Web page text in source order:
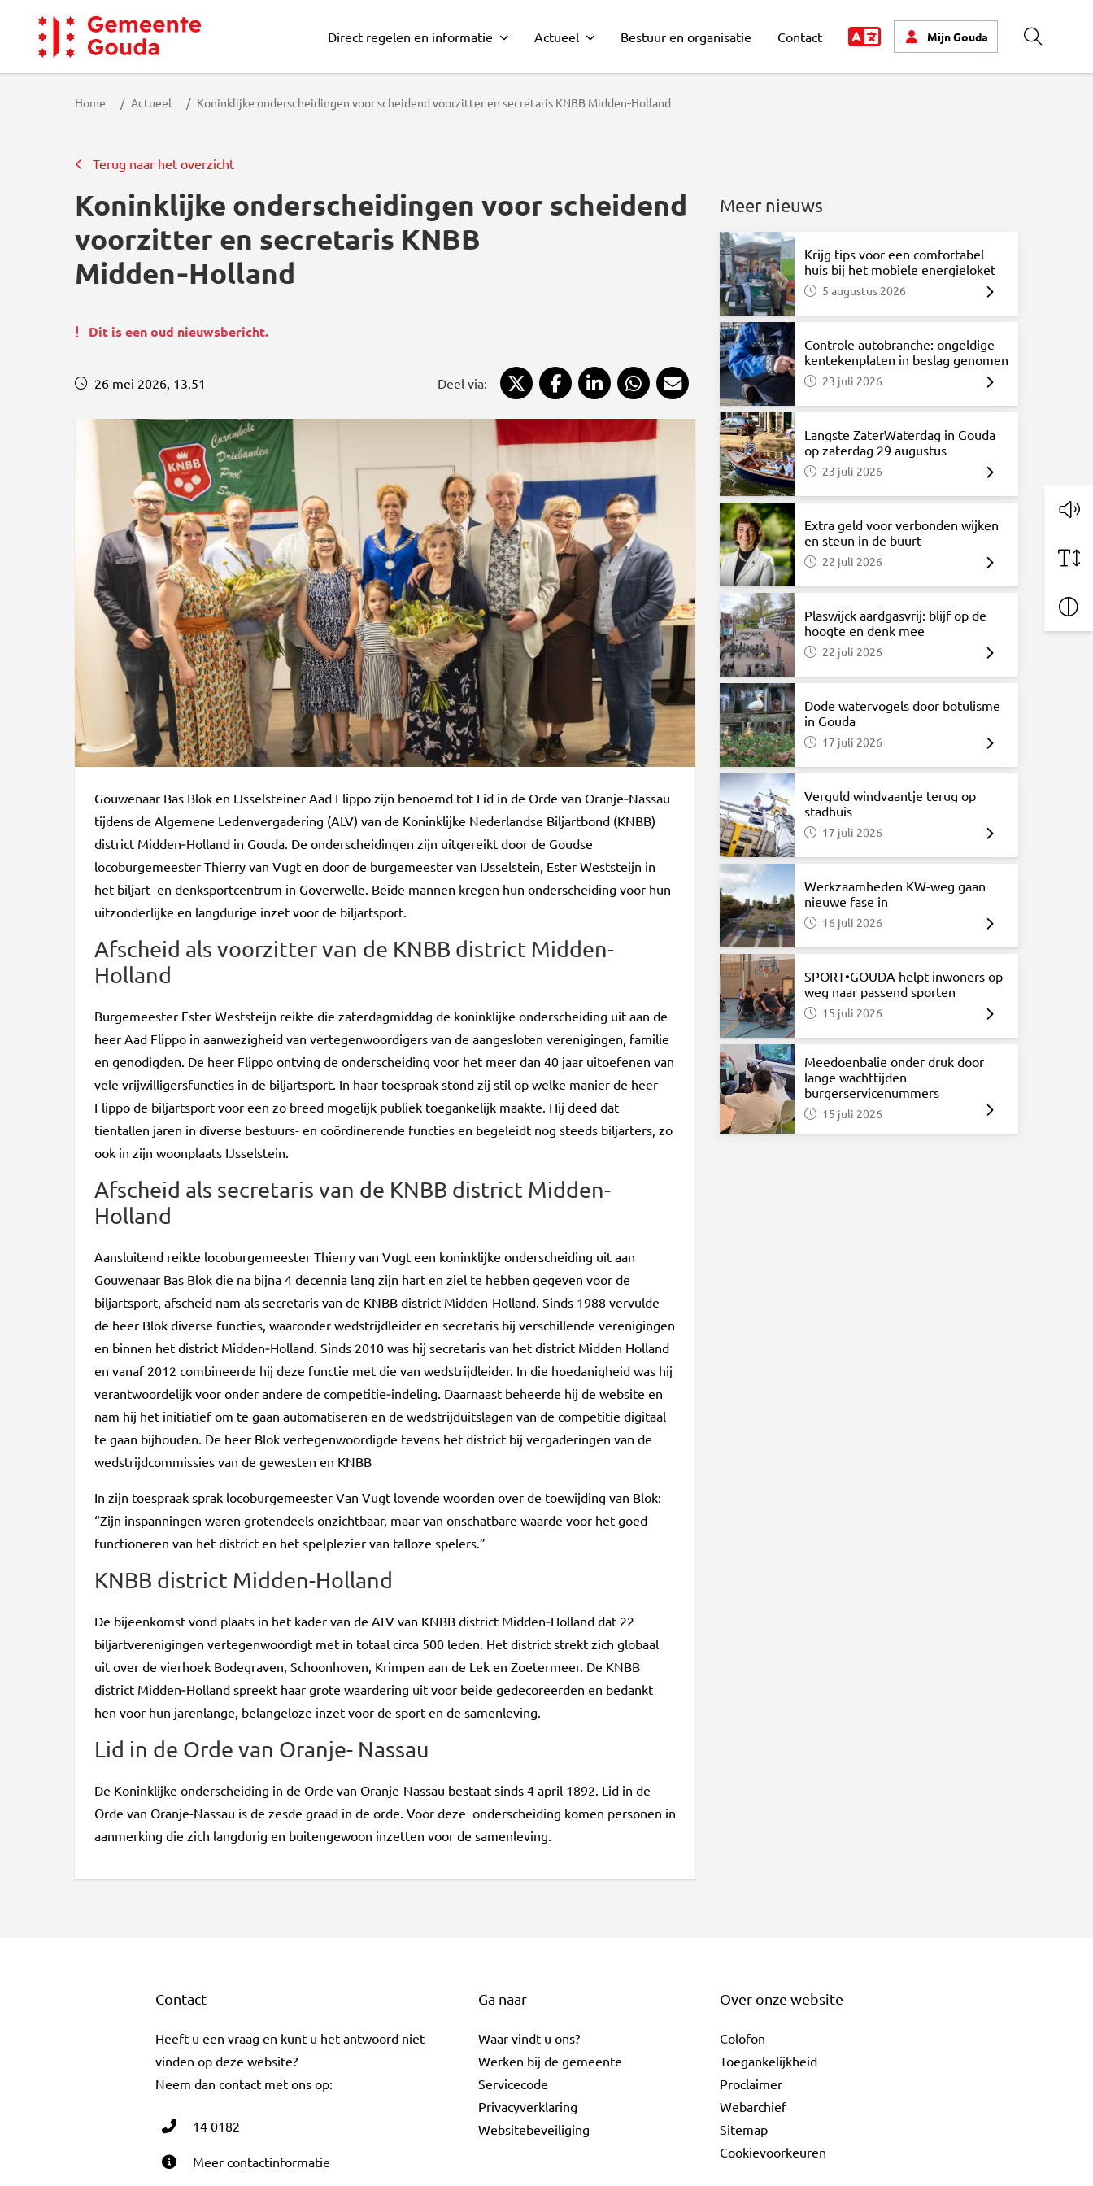
Gemeente Gouda
Direct regelen en informatie Actueel Bestuur en organisatie Contact MijnGouda Zoeken
Home Actueel Koninklijke onderscheidingen voor scheidend voorzitter en secretaris KNBB Midden‑Holland
Terug naar het overzicht
Koninklijke onderscheidingen voor scheidend
voorzitter en secretaris KNBB
Midden‑Holland
Dit is een oud nieuwsbericht.
26 mei 2026, 13.51 Deel via: Deel via XDeel via Facebook
Deel via LinkedIn
Deel via WhatsApp
Deel via Mail
Gouwenaar Bas Blok en IJsselsteiner Aad Flippo zijn benoemd tot Lid in de Orde van Oranje‑Nassau
tijdens de Algemene Ledenvergadering (ALV) van de Koninklijke Nederlandse Biljartbond (KNBB)
district Midden‑Holland in Gouda. De onderscheidingen zijn uitgereikt door de Goudse
locoburgemeester Thierry van Vugt en door de burgemeester van IJsselstein, Ester Weststeijn in
het biljart- en denksportcentrum in Goverwelle. Beide mannen kregen hun onderscheiding voor hun
uitzonderlijke en langdurige inzet voor de biljartsport.
Afscheid als voorzitter van de KNBB district Midden-
Holland
Burgemeester Ester Weststeijn reikte die zaterdagmiddag de koninklijke onderscheiding uit aan de
heer Aad Flippo in aanwezigheid van vertegenwoordigers van de aangesloten verenigingen, familie
en genodigden. De heer Flippo ontving de onderscheiding voor het meer dan 40 jaar uitoefenen van
vele vrijwilligersfuncties in de biljartsport. In haar toespraak stond zij stil op welke manier de heer
Flippo de biljartsport voor een zo breed mogelijk publiek toegankelijk maakte. Hij deed dat
tientallen jaren in diverse bestuurs- en coördinerende functies en begeleidt nog steeds biljarters, zo
ook in zijn woonplaats IJsselstein.
Afscheid als secretaris van de KNBB district Midden-
Holland
Aansluitend reikte locoburgemeester Thierry van Vugt een koninklijke onderscheiding uit aan
Gouwenaar Bas Blok die na bijna 4 decennia lang zijn hart en ziel te hebben gegeven voor de
biljartsport, afscheid nam als secretaris van de KNBB district Midden-Holland. Sinds 1988 vervulde
de heer Blok diverse functies, waaronder wedstrijdleider en secretaris bij verschillende verenigingen
en binnen het district Midden‑Holland. Sinds 2010 was hij secretaris van het district Midden Holland
en vanaf 2012 combineerde hij deze functie met die van wedstrijdleider. In die hoedanigheid was hij
verantwoordelijk voor onder andere de competitie‑indeling. Daarnaast beheerde hij de website en
nam hij het initiatief om te gaan automatiseren en de wedstrijduitslagen van de competitie digitaal
te gaan bijhouden. De heer Blok vertegenwoordigde tevens het district bij vergaderingen van de
wedstrijdcommissies van de gewesten en KNBB
In zijn toespraak sprak locoburgemeester Van Vugt lovende woorden over de toewijding van Blok:
“Zijn inspanningen waren grotendeels onzichtbaar, maar van onschatbare waarde voor het goed
functioneren van het district en het spelplezier van talloze spelers.”
KNBB district Midden-Holland
De bijeenkomst vond plaats in het kader van de ALV van KNBB district Midden‑Holland dat 22
biljartverenigingen vertegenwoordigt met in totaal circa 500 leden. Het district strekt zich globaal
uit over de vierhoek Bodegraven, Schoonhoven, Krimpen aan de Lek en Zoetermeer. De KNBB
district Midden‑Holland spreekt haar grote waardering uit voor beide gedecoreerden en bedankt
hen voor hun jarenlange, belangeloze inzet voor de sport en de samenleving.
Lid in de Orde van Oranje- Nassau
De Koninklijke onderscheiding in de Orde van Oranje-Nassau bestaat sinds 4 april 1892. Lid in de
Orde van Oranje-Nassau is de zesde graad in de orde. Voor deze onderscheiding komen personen in
aanmerking die zich langdurig en buitengewoon inzetten voor de samenleving.
Meer nieuws
Krijg tips voor een comfortabel
huis bij het mobiele energieloket
5 augustus 2026
Controle autobranche: ongeldige
kentekenplaten in beslag genomen
23 juli 2026
Langste ZaterWaterdag in Gouda
op zaterdag 29 augustus
23 juli 2026
Extra geld voor verbonden wijken
en steun in de buurt
22 juli 2026
Plaswijck aardgasvrij: blijf op de
hoogte en denk mee
22 juli 2026
Dode watervogels door botulisme
in Gouda
17 juli 2026
Verguld windvaantje terug op
stadhuis
17 juli 2026
Werkzaamheden KW-weg gaan
nieuwe fase in
16 juli 2026
SPORT•GOUDA helpt inwoners op
weg naar passend sporten
15 juli 2026
Meedoenbalie onder druk door
lange wachttijden
burgerservicenummers
15 juli 2026
Contact
Heeft u een vraag en kunt u het antwoord niet
vinden op deze website?
Neem dan contact met ons op:
14 0182
Meer contactinformatie
Ga naar
Waar vindt u ons?
Werken bij de gemeente
Servicecode
Privacyverklaring
Websitebeveiliging
Over onze website
Colofon
Toegankelijkheid
Proclaimer
Webarchief
Sitemap
Cookievoorkeuren